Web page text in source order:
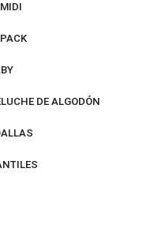
DE ALGODÓN